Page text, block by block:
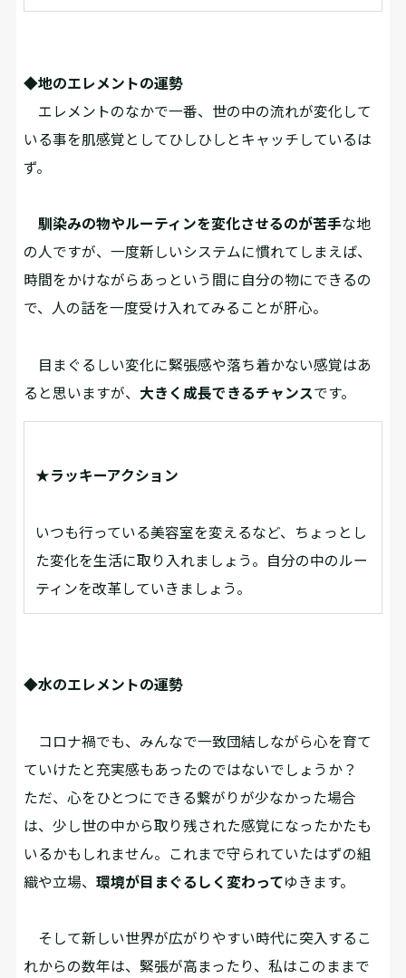
◆地のエレメントの運勢
エレメントのなかで一番、世の中の流れが変化して
いる事を肌感覚としてひしひしとキャッチしているは
ず。
馴染みの物やルーティンを変化させるのが苦⼿な地
の⼈ですが、⼀度新しいシステムに慣れてしまえば、
時間をかけながらあっという間に⾃分の物にできるの
で、⼈の話を一度受け入れてみることが肝心。
⽬まぐるしい変化に緊張感や落ち着かない感覚はあ
ると思いますが、 ⼤きく成⻑できるチャンス です。
★ラッキーアクション
いつも行っている美容室を変えるなど、ちょっとし
た変化を生活に取り入れましょう。自分の中のルー
ティンを改革していきましょう。
◆水のエレメントの運勢
コロナ禍でも、みんなで⼀致団結しながら⼼を育て
ていけたと充実感もあったのではないでしょうか？
ただ、⼼をひとつにできる繋がりが少なかった場合
は、少し世の中から取り残された感覚になったかたも
いるかもしれません。これまで守られていたはずの組
織や⽴場、環境が⽬まぐるしく変わってゆきます。
そして新しい世界が広がりやすい時代に突⼊するこ
れからの数年は、緊張が⾼まったり、私はこのままで